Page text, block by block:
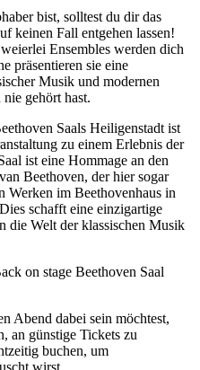
bist, solltest du dir das
keinen Fall entgehen lassen!
Ensembles werden dich
präsentieren sie eine
Musik und modernen
gehört hast.
Saals Heiligenstadt ist
zu einem Erlebnis der
ist eine Hommage an den
Beethoven, der hier sogar
Werken im Beethovenhaus in
schafft eine einzigartige
die Welt der klassischen Musik
on stage Beethoven Saal
Abend dabei sein möchtest,
an günstige Tickets zu
buchen, um
wirst.